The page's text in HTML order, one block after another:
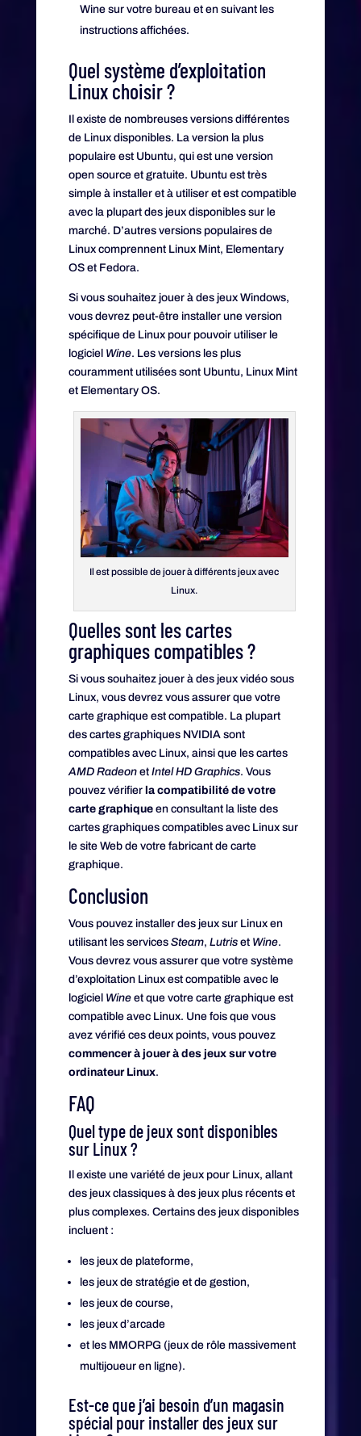
Wine sur votre bureau et en suivant les
instructions affichées.
Quel système d’exploitation
Linux choisir ?
Il existe de nombreuses versions différentes
de Linux disponibles. La version la plus
populaire est Ubuntu, qui est une version
open source et gratuite. Ubuntu est très
simple à installer et à utiliser et est compatible
avec la plupart des jeux disponibles sur le
marché. D’autres versions populaires de
Linux comprennent Linux Mint, Elementary
OS et Fedora.
Si vous souhaitez jouer à des jeux Windows,
vous devrez peut-être installer une version
spécifique de Linux pour pouvoir utiliser le
logiciel Wine. Les versions les plus
couramment utilisées sont Ubuntu, Linux Mint
et Elementary OS.
Il est possible de jouer à différents jeux avec
Linux.
Quelles sont les cartes
graphiques compatibles ?
Si vous souhaitez jouer à des jeux vidéo sous
Linux, vous devrez vous assurer que votre
carte graphique est compatible. La plupart
des cartes graphiques NVIDIA sont
compatibles avec Linux, ainsi que les cartes
AMD Radeonet Intel HD Graphics. Vous
pouvez vérifier la compatibilité de votre
carte graphiqueen consultant la liste des
cartes graphiques compatibles avec Linux sur
le site Web de votre fabricant de carte
graphique.
Conclusion
Vous pouvez installer des jeux sur Linux en
utilisant les services Steam, Lutriset Wine.
Vous devrez vous assurer que votre système
d’exploitation Linux est compatible avec le
logiciel Wineet que votre carte graphique est
compatible avec Linux. Une fois que vous
avez vérifié ces deux points, vous pouvez
commencer à jouer à des jeux sur votre
ordinateur Linux.
FAQ
Quel type de jeux sont disponibles
sur Linux ?
Il existe une variété de jeux pour Linux, allant
des jeux classiques à des jeux plus récents et
plus complexes. Certains des jeux disponibles
incluent :
les jeux de plateforme,
les jeux de stratégie et de gestion,
les jeux de course,
les jeux d’arcade
et les MMORPG (jeux de rôle massivement
multijoueur en ligne).
Est-ce que j’ai besoin d’un magasin
spécial pour installer des jeux sur